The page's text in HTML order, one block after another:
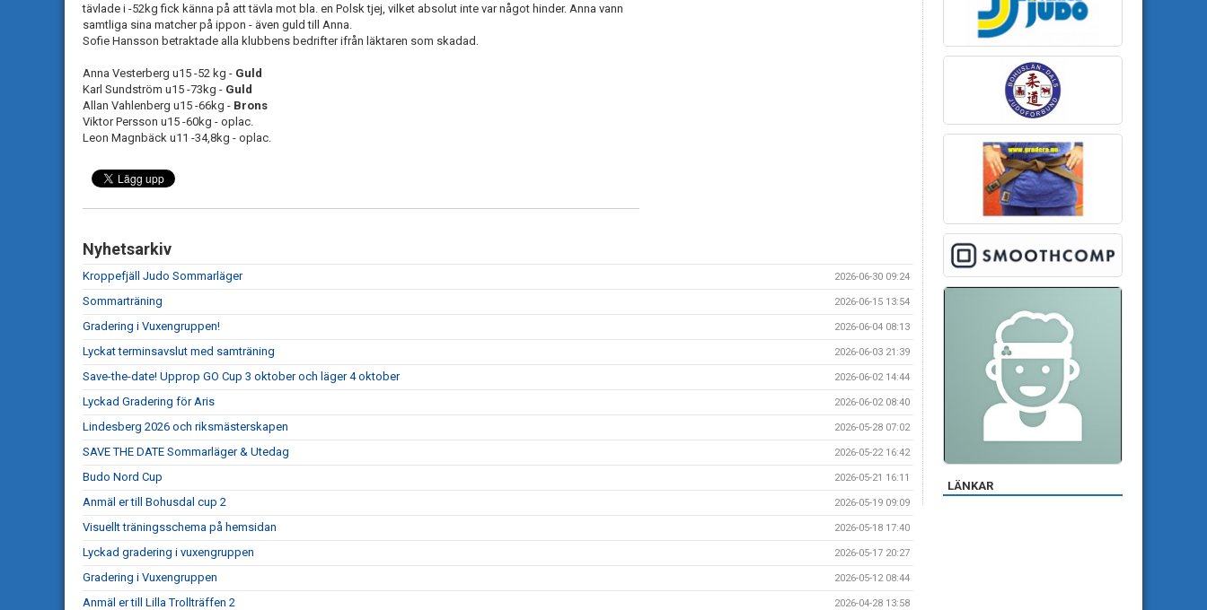
tävlade i -52kg fick känna på att tävla mot bla. en Polsk tjej, vilket absolut inte var något hinder. Anna vann
samtliga sina matcher på ippon - även guld till Anna.
Sofie Hansson betraktade alla klubbens bedrifter ifrån läktaren som skadad.
Anna Vesterberg u15 -52 kg - Guld
Karl Sundström u15 -73kg - Guld
Allan Vahlenberg u15 -66kg - Brons
Viktor Persson u15 -60kg - oplac.
Leon Magnbäck u11 -34,8kg - oplac.
Nyhetsarkiv
Kroppefjäll Judo Sommarläger 2026-06-30 09:24
Sommarträning 2026-06-15 13:54
Gradering i Vuxengruppen! 2026-06-04 08:13
Lyckat terminsavslut med samträning 2026-06-03 21:39
Save-the-date! Upprop GO Cup 3 oktober och läger 4 oktober 2026-06-02 14:44
Lyckad Gradering för Aris 2026-06-02 08:40
Lindesberg 2026 och riksmästerskapen 2026-05-28 07:02
SAVE THE DATE Sommarläger & Utedag 2026-05-22 16:42
Budo Nord Cup 2026-05-21 16:11
Anmäl er till Bohusdal cup 2 2026-05-19 09:09
Visuellt träningsschema på hemsidan 2026-05-18 17:40
Lyckad gradering i vuxengruppen 2026-05-17 20:27
Gradering i Vuxengruppen 2026-05-12 08:44
Anmäl er till Lilla Trollträffen 2 2026-04-28 13:58
LÄNKAR